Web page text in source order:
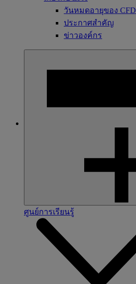
วันหมดอายุของ CFD
ประกาศสำคัญ
ข่าวองค์กร
ศูนย์การเรียนรู้